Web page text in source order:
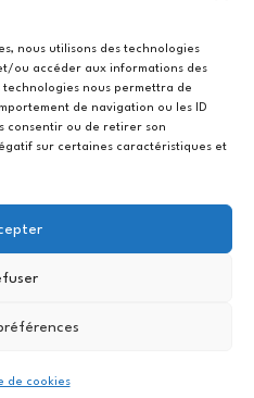
nous utilisons des technologies
ou accéder aux informations des
nous permettra de
de navigation ou les ID
consentir ou de retirer son
sur certaines caractéristiques et
de cookies